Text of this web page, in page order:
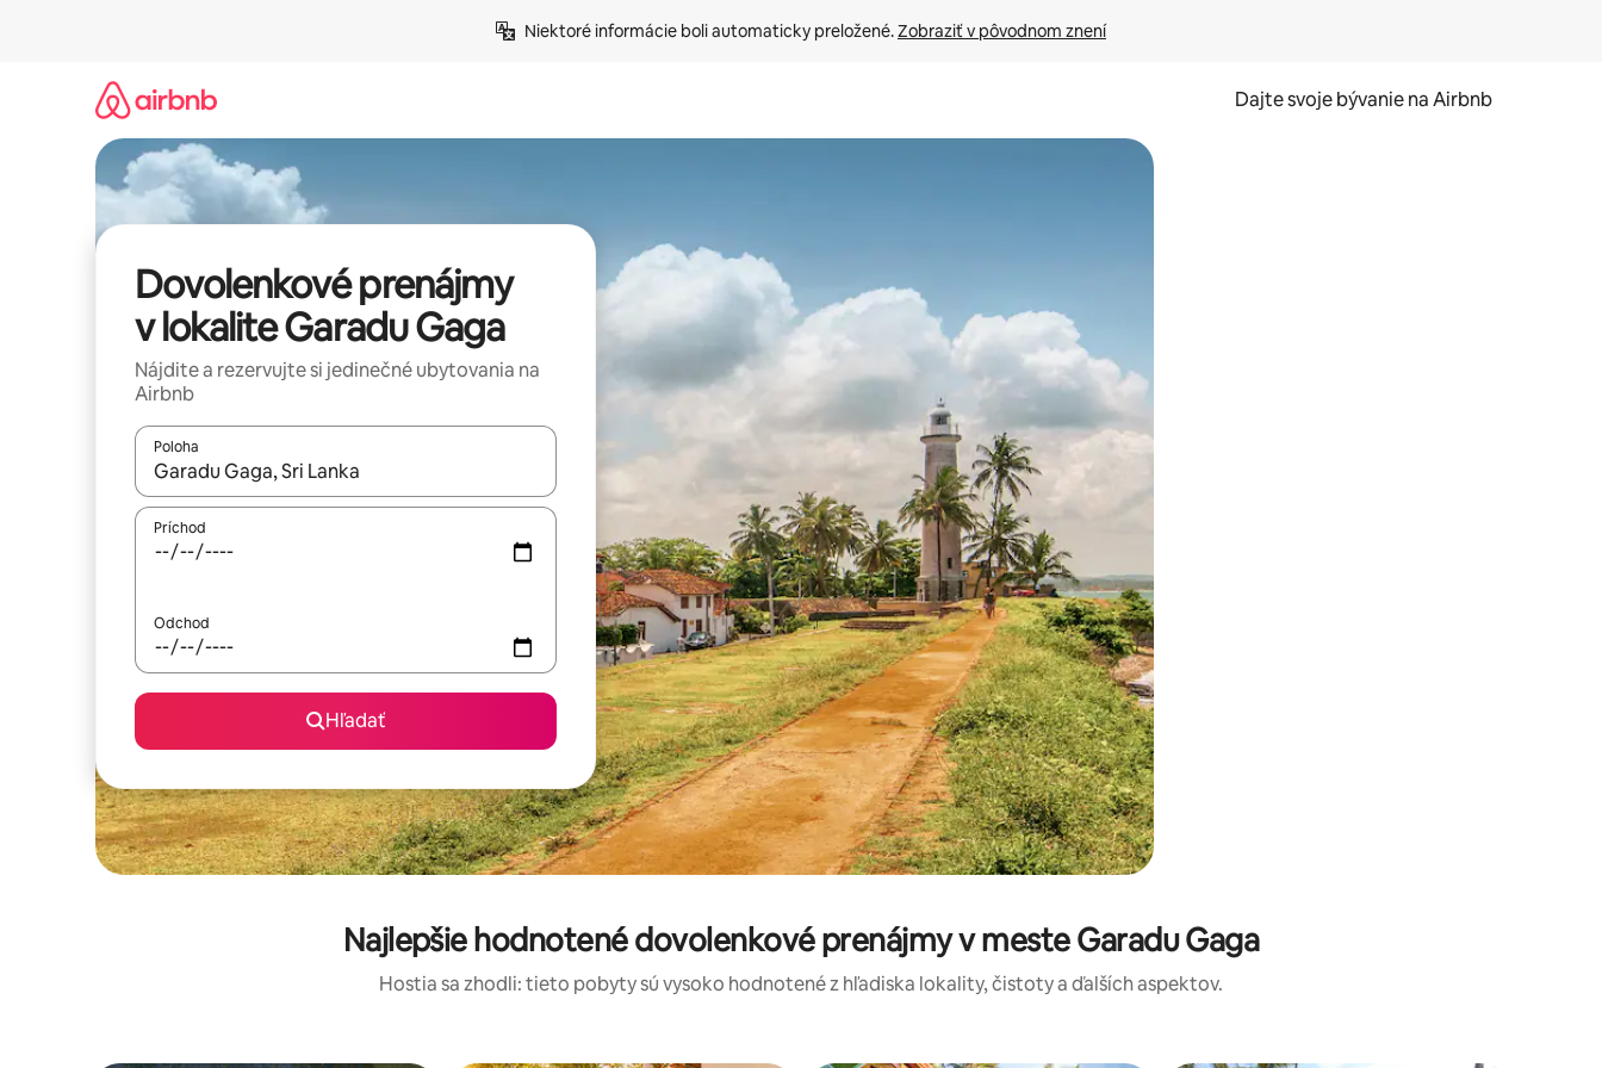
Niektoré informácie boli automaticky preložené. Zobraziť v pôvodnom znení
Dajte svoje bývanie na Airbnb
Dovolenkové prenájmy
v lokalite Garadu Gaga
Nájdite a rezervujte si jedinečné ubytovania na
Airbnb
Poloha
Keď budú výsledky k dispozícii, môžete si ich prechádzať pomocou klávesov so šípkami nahor a nadol alebo ich preskúmať pomocou dotykových gest či potiahnutia prstom.
Príchod
Odchod
Hľadať
Najlepšie hodnotené dovolenkové prenájmy v meste Garadu Gaga
Hostia sa zhodli: tieto pobyty sú vysoko hodnotené z hľadiska lokality, čistoty a ďalších aspektov.